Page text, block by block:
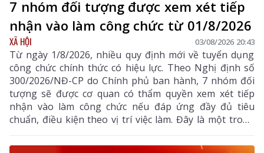
7 nhóm đối tượng được xem xét tiếp
nhận vào làm công chức từ 01/8/2026
XÃ HỘI 03/08/2026 20:43
Từ ngày 1/8/2026, nhiều quy định mới về tuyển dụng
công chức chính thức có hiệu lực. Theo Nghị định số
300/2026/NĐ-CP do Chính phủ ban hành, 7 nhóm đối
tượng sẽ được cơ quan có thẩm quyền xem xét tiếp
nhận vào làm công chức nếu đáp ứng đầy đủ tiêu
chuẩn, điều kiện theo vị trí việc làm. Đây là một trong
những điểm mới đáng chú ý nhằm bổ sung, thu hút
nguồn nhân lực chất lượng cao vào khu vực công.